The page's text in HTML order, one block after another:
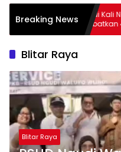
Breaking News
Ngrowo
43 Tim
Polres
Kereta
Blitar Raya
Blitar Raya